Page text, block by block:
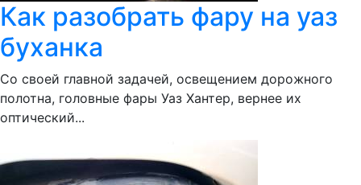
Как разобрать фару на уаз
буханка
Со своей главной задачей, освещением дорожного
полотна, головные фары Уаз Хантер, вернее их
оптический...